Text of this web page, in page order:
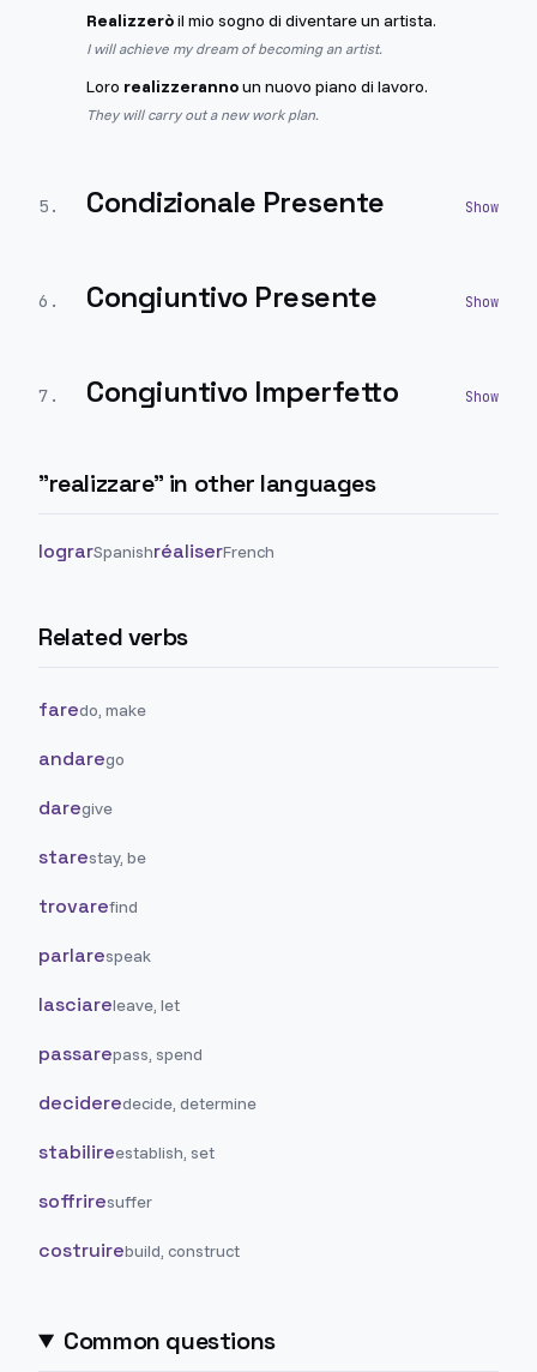
Realizzeròil mio sogno di diventare un artista.
I will achieve my dream of becoming an artist.
Loro realizzerannoun nuovo piano di lavoro.
They will carry out a new work plan.
5 . Condizionale Presente
6 . Congiuntivo Presente
7 . Congiuntivo Imperfetto
"realizzare" in other languages
lograrSpanishréaliserFrench
Related verbs
faredo, make
andarego
daregive
starestay, be
trovarefind
parlarespeak
lasciareleave, let
passarepass, spend
decideredecide, determine
stabilireestablish, set
soffriresuffer
costruirebuild, construct
Common questions